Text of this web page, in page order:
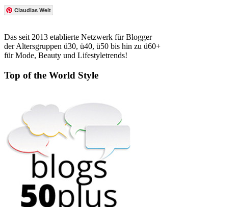
Claudias Welt
Das seit 2013 etablierte Netzwerk für Blogger
der Altersgruppen ü30, ü40, ü50 bis hin zu ü60+
für Mode, Beauty und Lifestyletrends!
Top of the World Style